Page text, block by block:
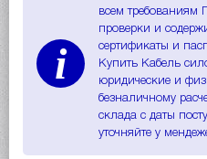
i
всем требованиям
проверки и
сертификаты и
Купить Кабель
юридические и
безналичному
склада с даты
уточняйте у